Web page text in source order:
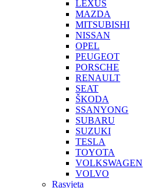
LEXUS
MAZDA
MITSUBISHI
NISSAN
OPEL
PEUGEOT
PORSCHE
RENAULT
SEAT
ŠKODA
SSANYONG
SUBARU
SUZUKI
TESLA
TOYOTA
VOLKSWAGEN
VOLVO
Rasvjeta